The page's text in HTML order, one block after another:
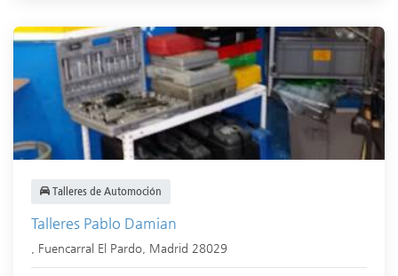
Talleres de Automoción
Talleres Pablo Damian
Fuencarral El Pardo Madrid 28029